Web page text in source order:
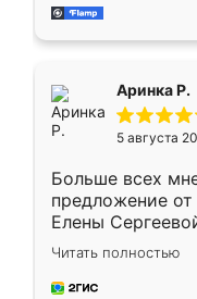
за день, ребята
Аринка Р.
5 августа
Больше всех
предложение
Елены
короткие сроки
для замера
предложил по
Читать полностью